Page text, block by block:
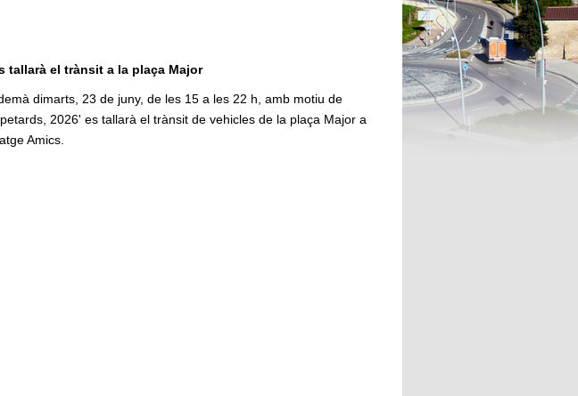
tallarà el trànsit a la plaça Major
dimarts, 23 de juny, de les 15 a les 22 h, amb motiu de
2026' es tallarà el trànsit de vehicles de la plaça Major a
Amics.